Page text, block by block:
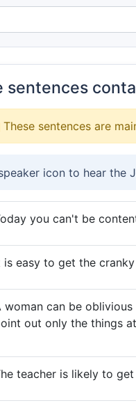
sentences
These sentences are
icon to hear the
you can't be
is easy to get the
woman can be
out only the things
teacher is likely to